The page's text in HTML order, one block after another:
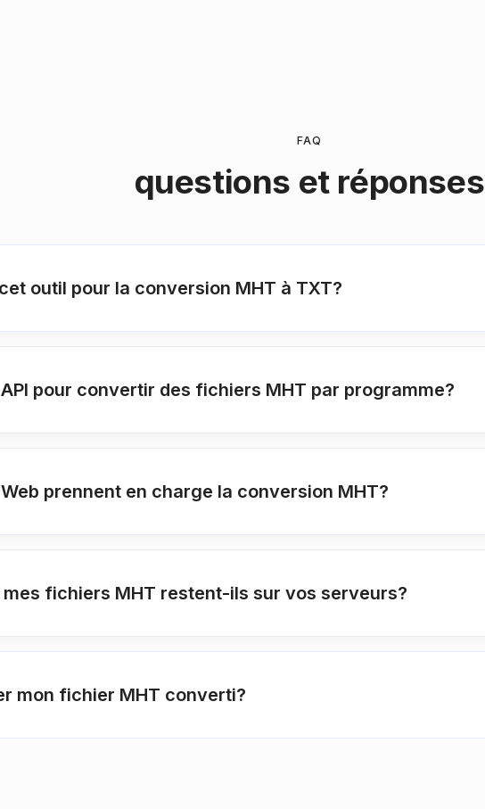
FAQ
questions et réponses
outil pour la conversion MHT à TXT?
pour convertir des fichiers MHT par programme?
prennent en charge la conversion MHT?
mes fichiers MHT restent-ils sur vos serveurs?
mon fichier MHT converti?